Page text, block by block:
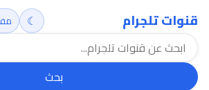
قنوات تلجرام
بحث
☾